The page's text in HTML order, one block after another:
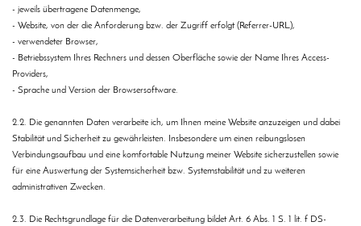
- jeweils übertragene Datenmenge,
- Website, von der die Anforderung bzw. der Zugriff erfolgt (Referrer-URL),
- verwendeter Browser,
- Betriebssystem Ihres Rechners und dessen Oberfläche sowie der Name Ihres Access-
Providers,
- Sprache und Version der Browsersoftware.
2.2. Die genannten Daten verarbeite ich, um Ihnen meine Website anzuzeigen und dabei
Stabilität und Sicherheit zu gewährleisten. Insbesondere um einen reibungslosen
Verbindungsaufbau und eine komfortable Nutzung meiner Website sicherzustellen sowie
für eine Auswertung der Systemsicherheit bzw. Systemstabilität und zu weiteren
administrativen Zwecken.
2.3. Die Rechtsgrundlage für die Datenverarbeitung bildet Art. 6 Abs. 1 S. 1 lit. f DS-